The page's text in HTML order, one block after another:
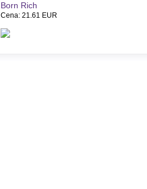
Born Rich
Cena: 21.61 EUR